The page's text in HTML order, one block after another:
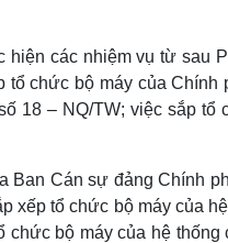
các nhiệm vụ từ sau
tổ chức bộ máy của
18 – NQ/TW; việc sắp
Ban Cán sự đảng Chính
xếp tổ chức bộ máy của
bộ máy của hệ